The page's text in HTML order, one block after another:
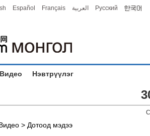
Español Français العربية Русский
Видео Нэвтрүүлэг
> Дотоод мэдээ